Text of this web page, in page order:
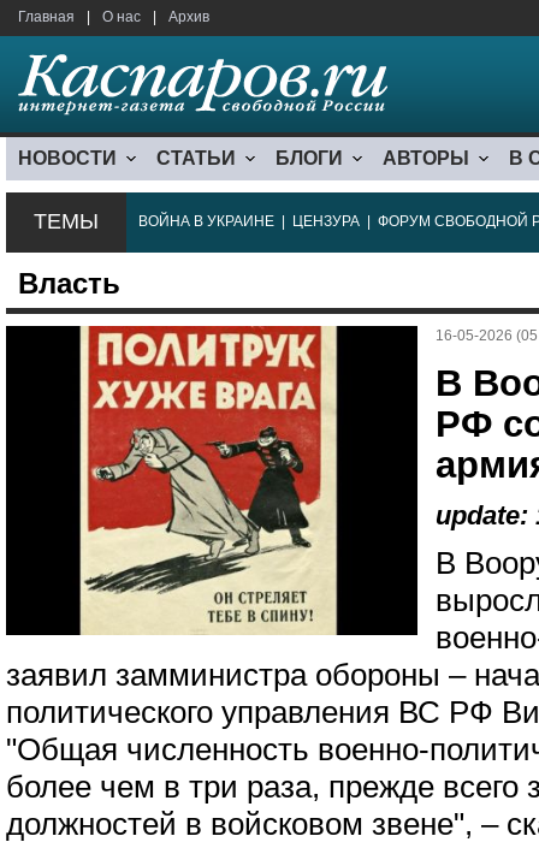
Главная О нас Архив
НОВОСТИ СТАТЬИ БЛОГИ АВТОРЫ В
ТЕМЫ ВОЙНА В УКРАИНЕ ЦЕНЗУРА ФОРУМ СВОБОДНОЙ
Власть
16-05-2026
В
РФ
update:
В
заявил замминистра обороны –
политического управления ВС РФ
"Общая численность военно-
более чем в три раза, прежде всего
должностей в войсковом звене", –